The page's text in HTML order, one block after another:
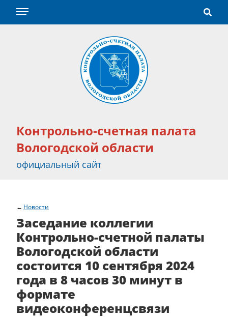
Контрольно-счетная палата
Вологодской области
официальный сайт
Новости
Заседание коллегии
Контрольно-счетной палаты
Вологодской области
состоится 10 сентября 2024
года в 8 часов 30 минут в
формате
видеоконференцсвязи